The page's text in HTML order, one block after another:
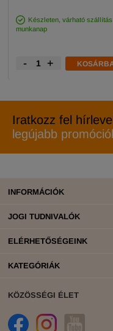
Készleten, várható
munkanap
- +
Iratkozz fel
legújabb
INFORMÁCIÓK
JOGI TUDNIVALÓK
ELÉRHETŐSÉGEINK
KATEGÓRIÁK
KÖZÖSSÉGI ÉLET